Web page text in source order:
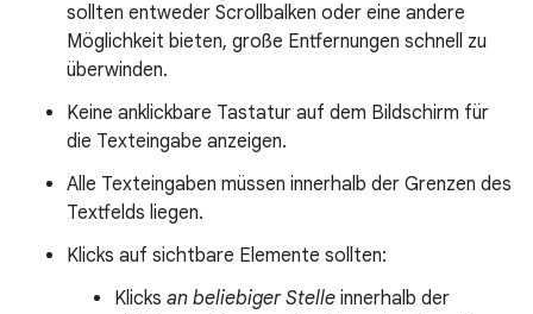
sollten entweder Scrollbalken oder eine andere
Möglichkeit bieten, große Entfernungen schnell zu
überwinden.
Keine anklickbare Tastatur auf dem Bildschirm für
die Texteingabe anzeigen.
Alle Texteingaben müssen innerhalb der Grenzen des
Textfelds liegen.
Klicks auf sichtbare Elemente sollten:
Klicks an beliebiger Stelle innerhalb der